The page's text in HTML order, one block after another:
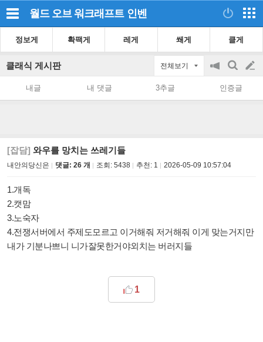
월드 오브 워크래프트 인벤
정보게 확팩게 레게 쐐게 클게
클래식 게시판 전체보기
공
on/off
검
색
글
쓰
내글 내 댓글 3추글 인증글
[잡담] 와우를 망치는 쓰레기들
내안의당신은 댓글: 26 개 조회: 5438 추천: 1 2026-05-09 10:57:04
1.개독
2.캣맘
3.노숙자
4.전쟁서버에서 주제도모르고 이거해줘 저거해줘 이게 맞는거지만
내가 기분나쁘니 니가잘못한거야외치는 버러지들
1